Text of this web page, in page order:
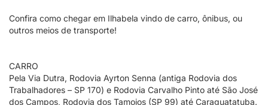
Confira como chegar em Ilhabela vindo de carro, ônibus, ou
outros meios de transporte!
CARRO
Pela Via Dutra, Rodovia Ayrton Senna (antiga Rodovia dos
Trabalhadores – SP 170) e Rodovia Carvalho Pinto até São José
dos Campos, Rodovia dos Tamoios (SP 99) até Caraguatatuba.